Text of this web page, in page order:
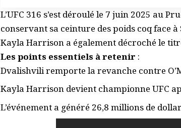
L’UFC 316 s’est déroulé le 7 juin 2025 au
conservant sa ceinture des poids coq face à
Kayla Harrison a également décroché le
Les points essentiels à retenir :
Dvalishvili remporte la revanche contre
Kayla Harrison devient championne UFC
L’événement a généré 26,8 millions de